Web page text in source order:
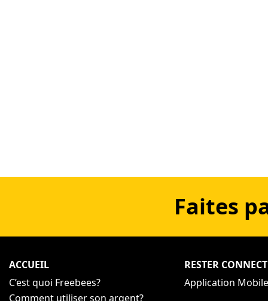
Faites
ACCUEIL
C’est quoi Freebees?
Comment utiliser son argent?
RESTER
Application Mobile